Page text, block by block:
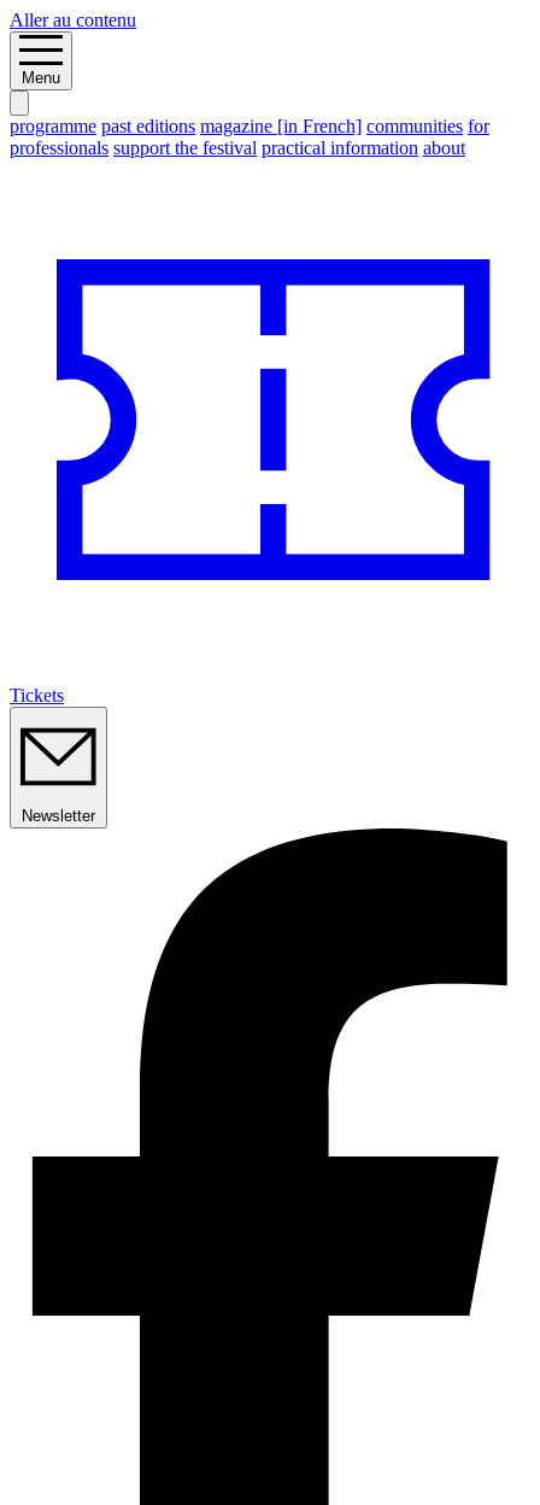
Aller au contenu
Menu
programme past editions magazine [in French] communities for
professionals support the festival practical information about
Tickets
Newsletter